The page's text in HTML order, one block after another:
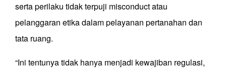
serta perilaku tidak terpuji misconduct atau
pelanggaran etika dalam pelayanan pertanahan dan
tata ruang.
“Ini tentunya tidak hanya menjadi kewajiban regulasi,